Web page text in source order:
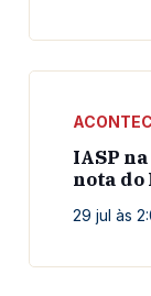
IASP
nota do
29 jul às